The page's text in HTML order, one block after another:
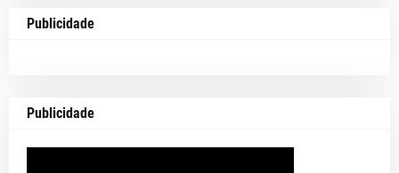
Publicidade
Publicidade